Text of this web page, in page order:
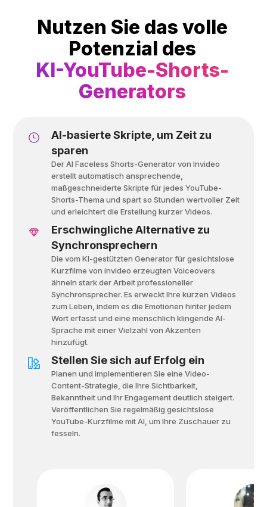
Nutzen Sie das volle
Potenzial des
KI-YouTube-Shorts-
Generators
Al-basierte Skripte, um Zeit zu
sparen
Der Al Faceless Shorts-Generator von Invideo
erstellt automatisch ansprechende,
maßgeschneiderte Skripte für jedes YouTube-
Shorts-Thema und spart so Stunden wertvoller Zeit
und erleichtert die Erstellung kurzer Videos.
Erschwingliche Alternative zu
Synchronsprechern
Die vom KI-gestützten Generator für gesichtslose
Kurzfilme von invideo erzeugten Voiceovers
ähneln stark der Arbeit professioneller
Synchronsprecher. Es erweckt Ihre kurzen Videos
zum Leben, indem es die Emotionen hinter jedem
Wort erfasst und eine menschlich klingende Al-
Sprache mit einer Vielzahl von Akzenten
hinzufügt.
Stellen Sie sich auf Erfolg ein
Planen und implementieren Sie eine Video-
Content-Strategie, die Ihre Sichtbarkeit,
Bekanntheit und Ihr Engagement deutlich steigert.
Veröffentlichen Sie regelmäßig gesichtslose
YouTube-Kurzfilme mit Al, um Ihre Zuschauer zu
fesseln.